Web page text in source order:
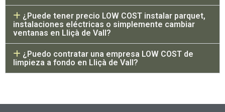
¿Puede tener precio LOW COST instalar parquet,
instalaciones eléctricas o simplemente cambiar
ventanas en Lliçà de Vall?
¿Puedo contratar una empresa LOW COST de
limpieza a fondo en Lliçà de Vall?